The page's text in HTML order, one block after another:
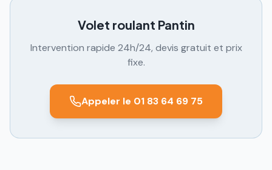
Volet roulant Pantin
Intervention rapide 24h/24, devis gratuit et prix
fixe.
Appeler le 01 83 64 69 75